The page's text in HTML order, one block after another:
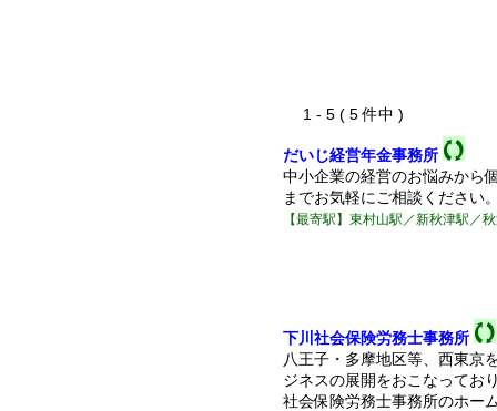
1 - 5 ( 5 件中 )
だいじ経営年金事務所
中小企業の経営のお悩みから
までお気軽にご相談ください
【最寄駅】東村山駅／新秋津駅／
下川社会保険労務士事務所
八王子・多摩地区等、西東京
ジネスの展開をおこなってお
社会保険労務士事務所のホー